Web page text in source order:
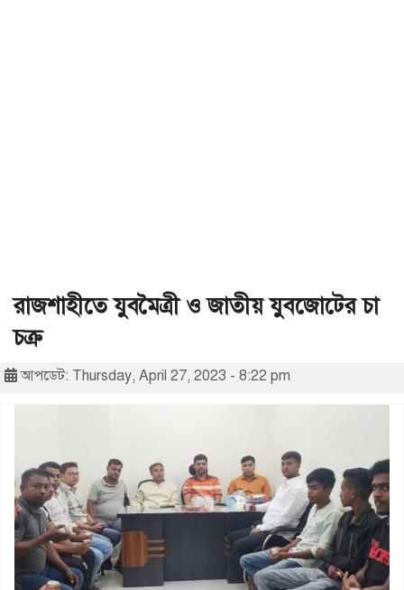
রাজশাহীতে যুবমৈত্রী ও জাতীয় যুবজোটের চা
চক্র
আপডেট: Thursday, April 27, 2023 - 8:22 pm